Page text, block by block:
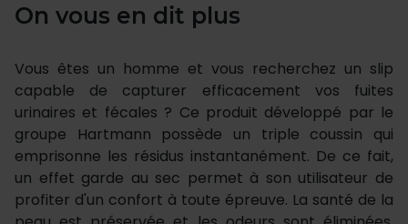
On vous en dit plus
Vous êtes un homme et vous recherchez un slip
capable de capturer efficacement vos fuites
urinaires et fécales ? Ce produit développé par le
groupe Hartmann possède un triple coussin qui
emprisonne les résidus instantanément. De ce fait,
un effet garde au sec permet à son utilisateur de
profiter d'un confort à toute épreuve. La santé de la